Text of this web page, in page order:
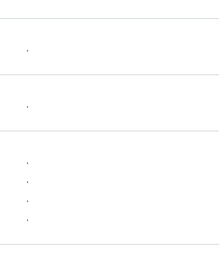
.
.
.
.
.
.